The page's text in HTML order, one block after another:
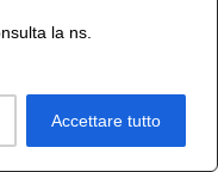
la ns.
Accettare tutto
0